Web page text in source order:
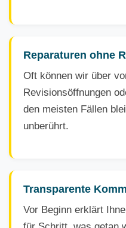
Reparaturen ohne
Oft können wir über
Revisionsöffnungen
den meisten Fällen
unberührt.
Transparente
Vor Beginn erklärt